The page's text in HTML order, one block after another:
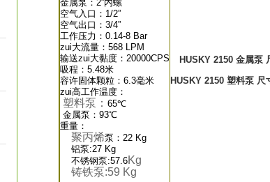
金属泵：2”内螺
空气入口：1/2”
空气出口：3/4”
工作压力：0.14-8 Bar
zui大流量：568 LPM
输送zui大黏度：20000CPS
吸程：5.48米
容许固体颗粒：6.3毫米
zui高工作温度：
塑料泵： 65℃
金属泵：93℃
重量：
聚丙烯泵：22 Kg
铝泵:27 Kg
不锈钢泵:57.6Kg
铸铁泵:59 Kg
HUSKY 2150 金属泵
HUSKY 2150 塑料泵 尺